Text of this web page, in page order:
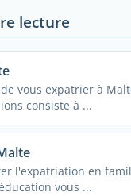
lecture
vous expatrier à
consiste à ...
l'expatriation en
vous ...